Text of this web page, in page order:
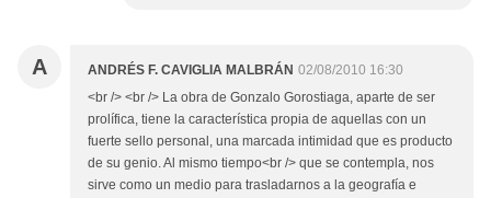
A ANDRÉS F. CAVIGLIA MALBRÁN 02/08/2010 16:30
<br /> <br /> La obra de Gonzalo Gorostiaga, aparte de ser
prolífica, tiene la característica propia de aquellas con un
fuerte sello personal, una marcada intimidad que es producto
de su genio. Al mismo tiempo<br /> que se contempla, nos
sirve como un medio para trasladarnos a la geografía e